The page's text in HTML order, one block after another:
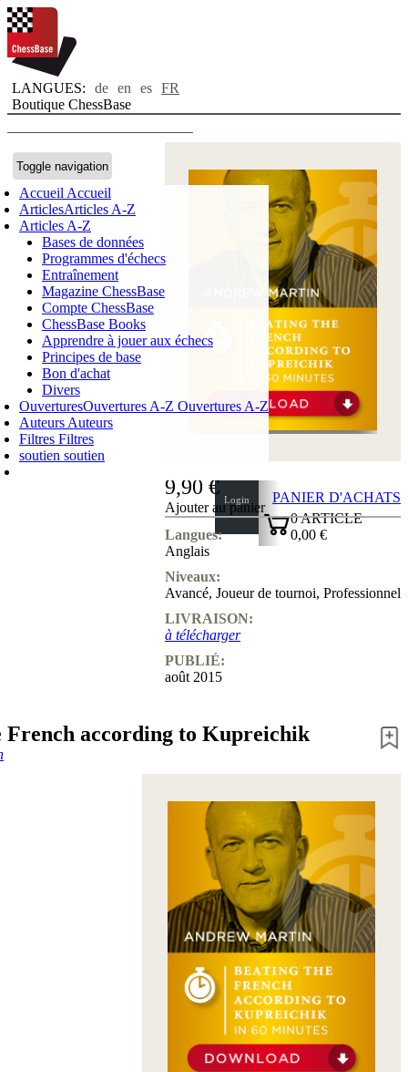
LANGUES: de en es FR
Boutique ChessBase
Toggle navigation
Accueil Accueil
ArticlesArticles A-Z
Articles A-Z
Bases de données
Programmes d'échecs
Entraînement
Magazine ChessBase
Compte ChessBase
ChessBase Books
Apprendre à jouer aux échecs
Principes de base
Bon d'achat
Divers
OuverturesOuvertures A-Z Ouvertures A-Z
Auteurs Auteurs
Filtres Filtres
soutien soutien
Login
PANIER D'ACHATS
0ARTICLE
0,00 €
9,90 €
Ajouter au panier
Langues:
Anglais
Niveaux:
Avancé, Joueur de tournoi, Professionnel
LIVRAISON:
à télécharger
PUBLIÉ:
août 2015
French according to Kupreichik